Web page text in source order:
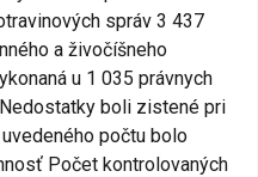
správ 3 437
a živočíšneho
u 1 035 právnych
boli zistené pri
počtu bolo
Počet kontrolovaných